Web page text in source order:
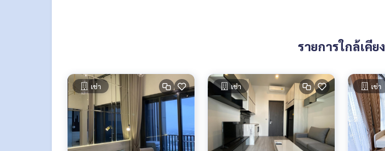
- Shuttle Service
- Free-Wifi
- CCTV, รปภ. ตลอด 24 ชั่วโมง, LIV-24
📍สถานที่ใกล้เคียง :
- BTS ปุณณวิถี 250 ม.
- BTS บางจาก 500 ม.
รายการใกล้เคียง
เช่า เช่า เช่า